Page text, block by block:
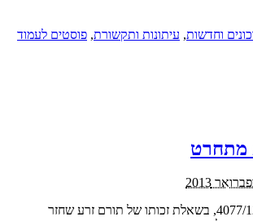
וחדשות, עיתונות ותקשורת, פוסטים לעמוד
מתחרט
לאחרונה פסק בג"צ 4077/12, בשאלת זכותו של תורם זרע שחזר